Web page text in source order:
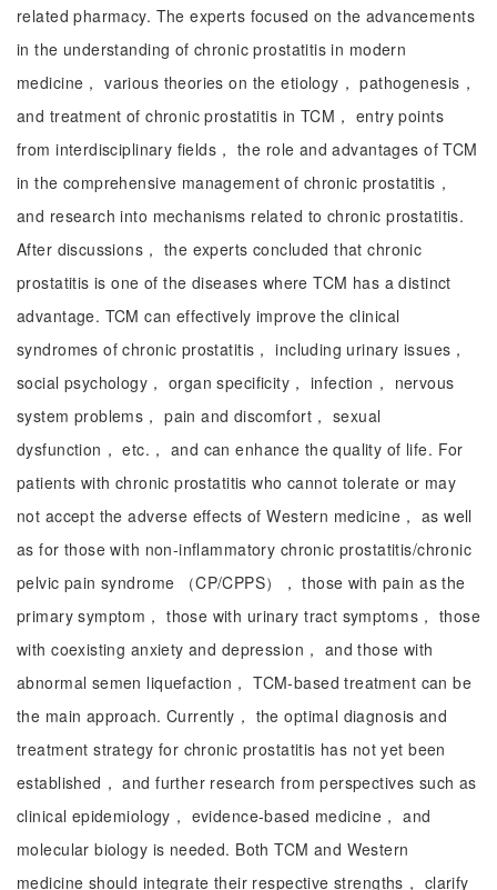
related pharmacy. The experts focused on the advancements
in the understanding of chronic prostatitis in modern
medicine， various theories on the etiology， pathogenesis，
and treatment of chronic prostatitis in TCM， entry points
from interdisciplinary fields， the role and advantages of TCM
in the comprehensive management of chronic prostatitis，
and research into mechanisms related to chronic prostatitis.
After discussions， the experts concluded that chronic
prostatitis is one of the diseases where TCM has a distinct
advantage. TCM can effectively improve the clinical
syndromes of chronic prostatitis， including urinary issues，
social psychology， organ specificity， infection， nervous
system problems， pain and discomfort， sexual
dysfunction， etc.， and can enhance the quality of life. For
patients with chronic prostatitis who cannot tolerate or may
not accept the adverse effects of Western medicine， as well
as for those with non-inflammatory chronic prostatitis/chronic
pelvic pain syndrome （CP/CPPS）， those with pain as the
primary symptom， those with urinary tract symptoms， those
with coexisting anxiety and depression， and those with
abnormal semen liquefaction， TCM-based treatment can be
the main approach. Currently， the optimal diagnosis and
treatment strategy for chronic prostatitis has not yet been
established， and further research from perspectives such as
clinical epidemiology， evidence-based medicine， and
molecular biology is needed. Both TCM and Western
medicine should integrate their respective strengths， clarify